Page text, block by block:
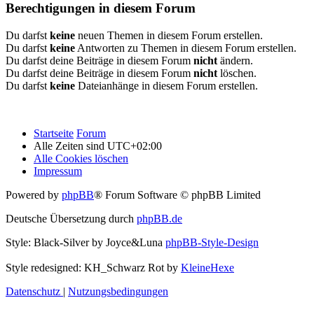
Berechtigungen in diesem Forum
Du darfst keine neuen Themen in diesem Forum erstellen.
Du darfst keine Antworten zu Themen in diesem Forum erstellen.
Du darfst deine Beiträge in diesem Forum nicht ändern.
Du darfst deine Beiträge in diesem Forum nicht löschen.
Du darfst keine Dateianhänge in diesem Forum erstellen.
Startseite Forum
Alle Zeiten sind UTC+02:00
Alle Cookies löschen
Impressum
Powered by phpBB® Forum Software © phpBB Limited
Deutsche Übersetzung durch phpBB.de
Style: Black-Silver by Joyce&Luna phpBB-Style-Design
Style redesigned: KH_Schwarz Rot by KleineHexe
Datenschutz | Nutzungsbedingungen